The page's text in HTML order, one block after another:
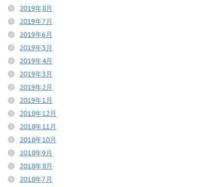
2019年8月
2019年7月
2019年6月
2019年5月
2019年4月
2019年3月
2019年2月
2019年1月
2018年12月
2018年11月
2018年10月
2018年9月
2018年8月
2018年7月